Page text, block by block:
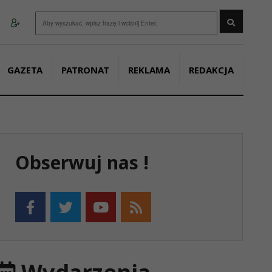
GAZETA PATRONAT REKLAMA REDAKCJA
Obserwuj nas !